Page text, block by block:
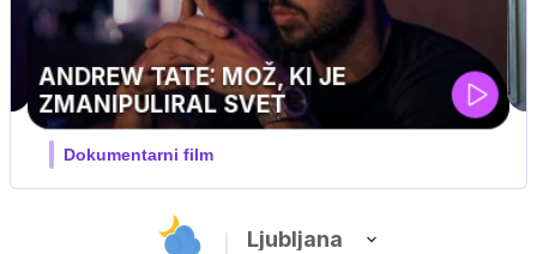
Ljubljana